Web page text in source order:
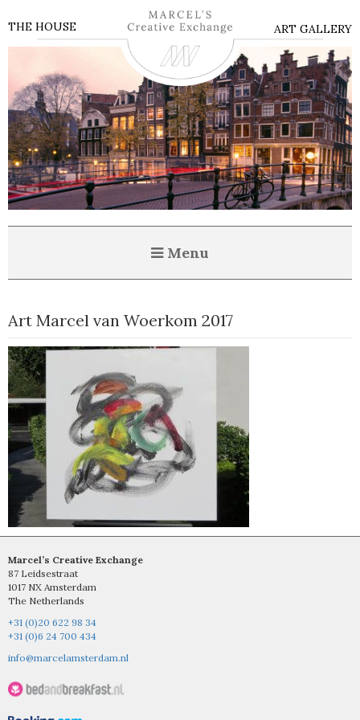
THE HOUSE ART GALLERY
Menu
Art Marcel van Woerkom 2017
Marcel’s Creative Exchange
87 Leidsestraat
1017 NX Amsterdam
The Netherlands
+31 (0)20 622 98 34
+31 (0)6 24 700 434
info@marcelamsterdam.nl